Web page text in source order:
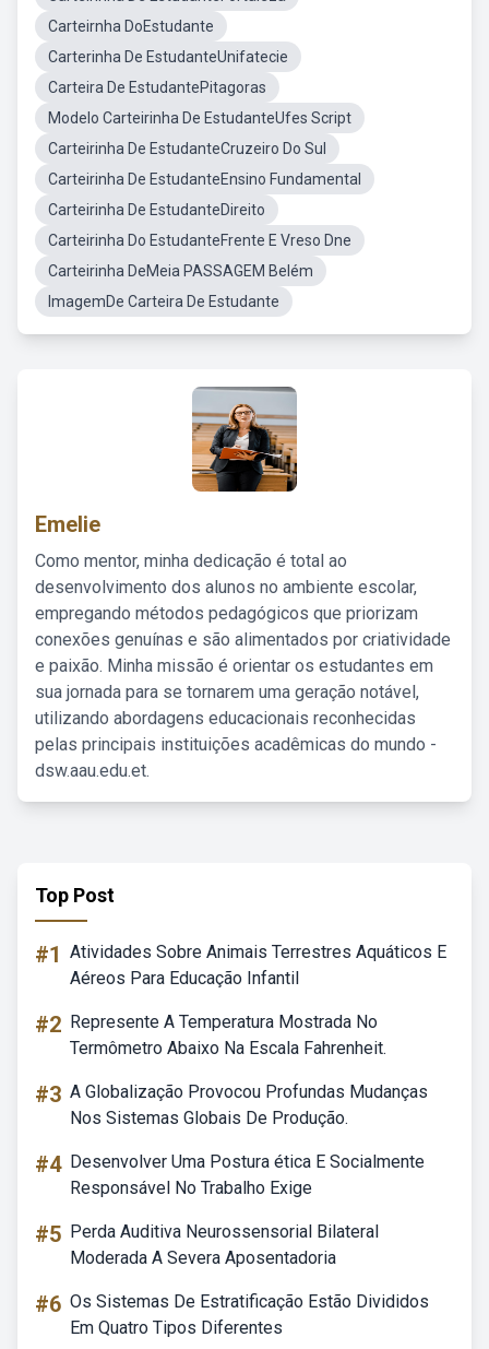
Carteirnha DoEstudante
Carterinha De EstudanteUnifatecie
Carteira De EstudantePitagoras
Modelo Carteirinha De EstudanteUfes Script
Carteirinha De EstudanteCruzeiro Do Sul
Carteirinha De EstudanteEnsino Fundamental
Carteirinha De EstudanteDireito
Carteirinha Do EstudanteFrente E Vreso Dne
Carteirinha DeMeia PASSAGEM Belém
ImagemDe Carteira De Estudante
Emelie
Como mentor, minha dedicação é total ao
desenvolvimento dos alunos no ambiente escolar,
empregando métodos pedagógicos que priorizam
conexões genuínas e são alimentados por criatividade
e paixão. Minha missão é orientar os estudantes em
sua jornada para se tornarem uma geração notável,
utilizando abordagens educacionais reconhecidas
pelas principais instituições acadêmicas do mundo -
dsw.aau.edu.et.
Top Post
#1 Atividades Sobre Animais Terrestres Aquáticos E
Aéreos Para Educação Infantil
#2 Represente A Temperatura Mostrada No
Termômetro Abaixo Na Escala Fahrenheit.
#3 A Globalização Provocou Profundas Mudanças
Nos Sistemas Globais De Produção.
#4 Desenvolver Uma Postura ética E Socialmente
Responsável No Trabalho Exige
#5 Perda Auditiva Neurossensorial Bilateral
Moderada A Severa Aposentadoria
#6 Os Sistemas De Estratificação Estão Divididos
Em Quatro Tipos Diferentes